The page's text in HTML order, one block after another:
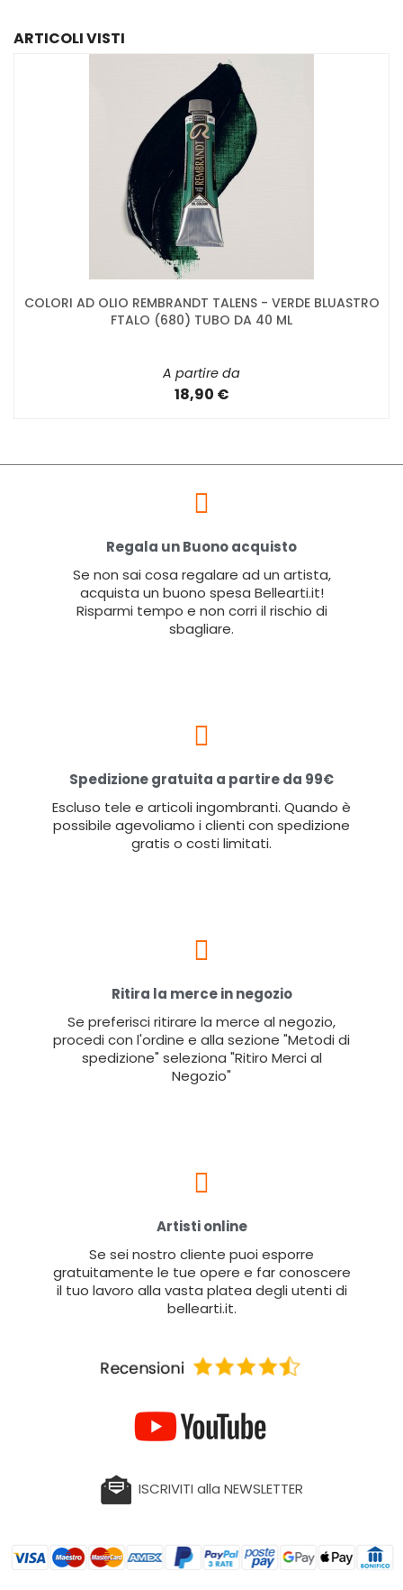
ARTICOLI VISTI
COLORI AD OLIO REMBRANDT TALENS - VERDE BLUASTRO
FTALO (680) TUBO DA 40 ML
A partire da
18,90 €
Regala un Buono acquisto
Se non sai cosa regalare ad un artista,
acquista un buono spesa Bellearti.it!
Risparmi tempo e non corri il rischio di
sbagliare.
Spedizione gratuita a partire da 99€
Escluso tele e articoli ingombranti. Quando è
possibile agevoliamo i clienti con spedizione
gratis o costi limitati.
Ritira la merce in negozio
Se preferisci ritirare la merce al negozio,
procedi con l'ordine e alla sezione "Metodi di
spedizione" seleziona "Ritiro Merci al
Negozio"
Artisti online
Se sei nostro cliente puoi esporre
gratuitamente le tue opere e far conoscere
il tuo lavoro alla vasta platea degli utenti di
bellearti.it.
ISCRIVITI alla NEWSLETTER